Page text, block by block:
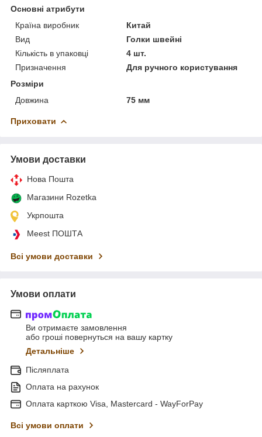
Основні атрибути
Країна виробник
Китай
Вид
Голки швейні
Кількість в упаковці
4 шт.
Призначення
Для ручного користування
Розміри
Довжина
75 мм
Приховати
Умови доставки
Нова Пошта
Магазини Rozetka
Укрпошта
Meest ПОШТА
Всі умови доставки
Умови оплати
Ви отримаєте замовлення
або гроші повернуться на вашу картку
Детальніше
Післяплата
Оплата на рахунок
Оплата карткою Visa, Mastercard - WayForPay
Всі умови оплати